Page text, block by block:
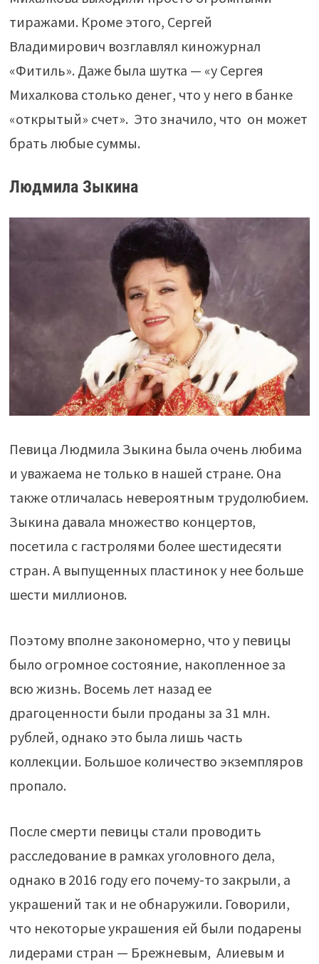
тиражами. Кроме этого, Сергей
Владимирович возглавлял киножурнал
«Фитиль». Даже была шутка — «у Сергея
Михалкова столько денег, что у него в банке
«открытый» счет». Это значило, что он может
брать любые суммы.
Людмила Зыкина
Певица Людмила Зыкина была очень любима
и уважаема не только в нашей стране. Она
также отличалась невероятным трудолюбием.
Зыкина давала множество концертов,
посетила с гастролями более шестидесяти
стран. А выпущенных пластинок у нее больше
шести миллионов.
Поэтому вполне закономерно, что у певицы
было огромное состояние, накопленное за
всю жизнь. Восемь лет назад ее
драгоценности были проданы за 31 млн.
рублей, однако это была лишь часть
коллекции. Большое количество экземпляров
пропало.
После смерти певицы стали проводить
расследование в рамках уголовного дела,
однако в 2016 году его почему-то закрыли, а
украшений так и не обнаружили. Говорили,
что некоторые украшения ей были подарены
лидерами стран — Брежневым, Алиевым и